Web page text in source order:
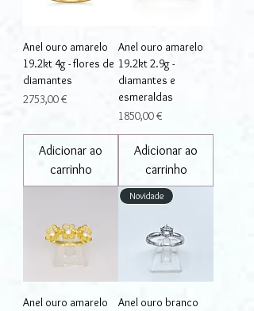
Anel ouro amarelo
19.2kt 4g - flores de
diamantes
Preço
2753,00 €
Adicionar ao
carrinho
Anel ouro amarelo
19.2kt 2.9g -
diamantes e
esmeraldas
Preço
1850,00 €
Adicionar ao
carrinho
Anel ouro amarelo
Novidade
Anel ouro branco